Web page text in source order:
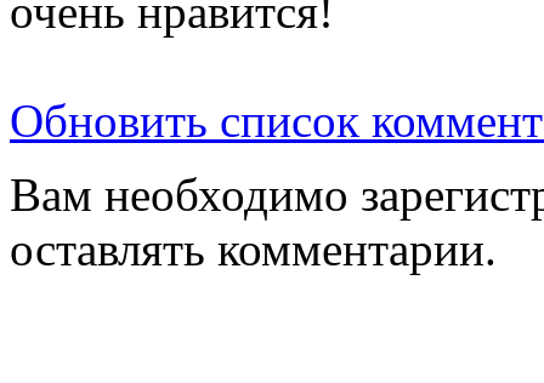
очень нравится!
Обновить список
Вам необходимо
оставлять комментарии.